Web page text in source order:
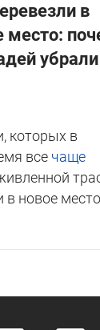
в
место:
убрали
которых в
все чаще
в новое